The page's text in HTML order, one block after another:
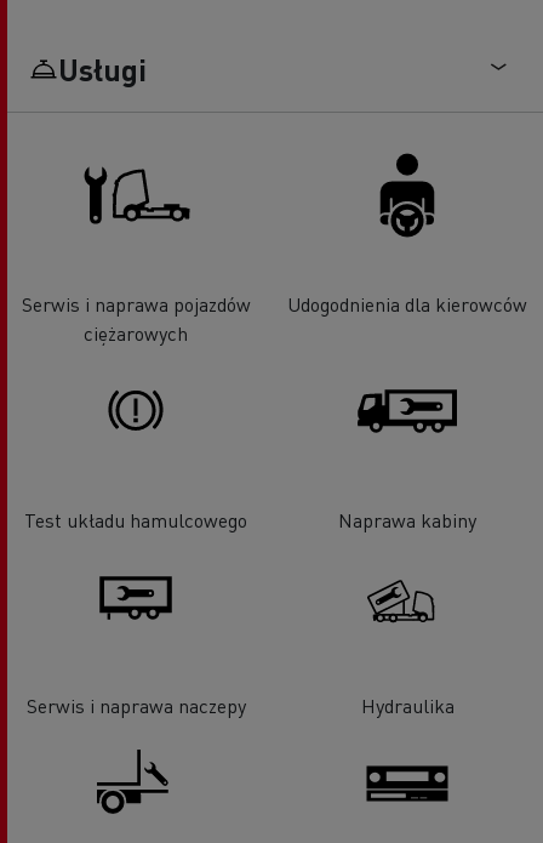
Usługi
Serwis i naprawa pojazdów
ciężarowych
Udogodnienia dla kierowców
Test układu hamulcowego Naprawa kabiny
Serwis i naprawa naczepy Hydraulika